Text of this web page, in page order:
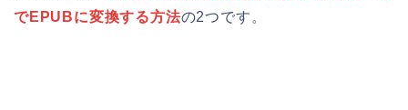
でEPUBに変換する方法の2つです。